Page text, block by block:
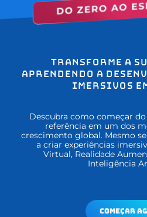
Transforme a
aprendendo a
imersivos
Descubra como começar
referência em um dos
crescimento global. Mesmo
a criar experiências
Virtual, Realidade
Inteligência
começar